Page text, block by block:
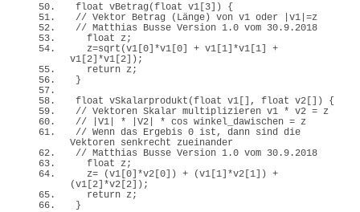
float vBetrag(float v1 [3])
{
// Vektor Betrag (Länge) von v1 oder |v1|=z
// Matthias Busse Version 1.0 vom 30.9.2018
float z;
  z=
sqrt (v1 [0] *v1 [0] + v1 [1] *v1 [1]
+
v1 [2] *v1 [2]) ;
return z;
}
float vSkalarprodukt (float v1 [] , float v2 [])
{
// Vektoren Skalar multiplizieren v1 * v2 = z
// |V1| * |V2| * cos winkel_dawischen = z
// Wenn das Ergebis 0 ist, dann sind die
Vektoren senkrecht zueinander
// Matthias Busse Version 1.0 vom 30.9.2018
float z;
  z=
(v1 [0] *v2 [0]) + (v1 [1] *v2 [1])
(v1 [2] *v2 [2]) ;
return z;
}